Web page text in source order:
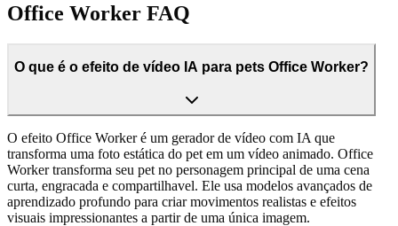
Office Worker FAQ
O que é o efeito de vídeo IA para pets Office Worker?
O efeito Office Worker é um gerador de vídeo com IA que
transforma uma foto estática do pet em um vídeo animado. Office
Worker transforma seu pet no personagem principal de uma cena
curta, engracada e compartilhavel. Ele usa modelos avançados de
aprendizado profundo para criar movimentos realistas e efeitos
visuais impressionantes a partir de uma única imagem.